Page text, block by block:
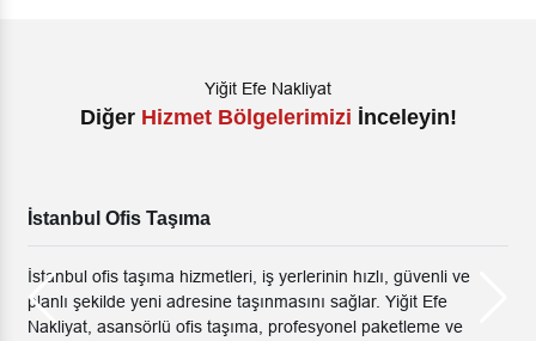
Yiğit Efe Nakliyat
Diğer Hizmet Bölgelerimizi İnceleyin!
İstanbul Ofis Taşıma
İstanbul ofis taşıma hizmetleri, iş yerlerinin hızlı, güvenli ve
planlı şekilde yeni adresine taşınmasını sağlar. Yiğit Efe
Nakliyat, asansörlü ofis taşıma, profesyonel paketleme ve